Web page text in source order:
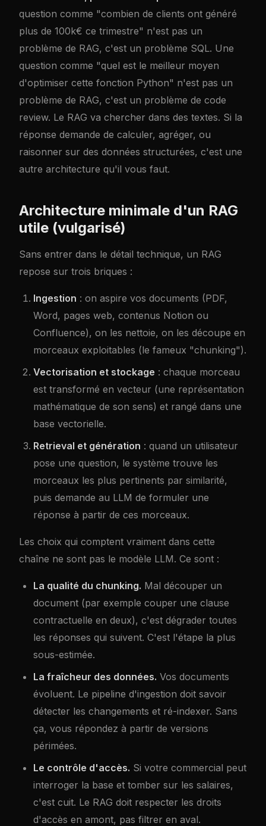
question comme "combien de clients ont généré
plus de 100k€ ce trimestre" n'est pas un
problème de RAG, c'est un problème SQL. Une
question comme "quel est le meilleur moyen
d'optimiser cette fonction Python" n'est pas un
problème de RAG, c'est un problème de code
review. Le RAG va chercher dans des textes. Si la
réponse demande de calculer, agréger, ou
raisonner sur des données structurées, c'est une
autre architecture qu'il vous faut.
Architecture minimale d'un RAG
utile (vulgarisé)
Sans entrer dans le détail technique, un RAG
repose sur trois briques :
Ingestion : on aspire vos documents (PDF,
Word, pages web, contenus Notion ou
Confluence), on les nettoie, on les découpe en
morceaux exploitables (le fameux "chunking").
Vectorisation et stockage : chaque morceau
est transformé en vecteur (une représentation
mathématique de son sens) et rangé dans une
base vectorielle.
Retrieval et génération : quand un utilisateur
pose une question, le système trouve les
morceaux les plus pertinents par similarité,
puis demande au LLM de formuler une
réponse à partir de ces morceaux.
Les choix qui comptent vraiment dans cette
chaîne ne sont pas le modèle LLM. Ce sont :
La qualité du chunking. Mal découper un
document (par exemple couper une clause
contractuelle en deux), c'est dégrader toutes
les réponses qui suivent. C'est l'étape la plus
sous-estimée.
La fraîcheur des données. Vos documents
évoluent. Le pipeline d'ingestion doit savoir
détecter les changements et ré-indexer. Sans
ça, vous répondez à partir de versions
périmées.
Le contrôle d'accès. Si votre commercial peut
interroger la base et tomber sur les salaires,
c'est cuit. Le RAG doit respecter les droits
d'accès en amont, pas filtrer en aval.